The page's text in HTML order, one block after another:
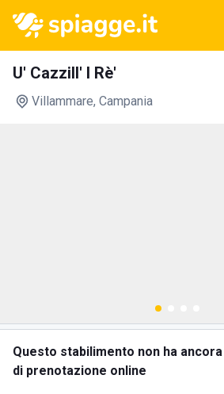
U' Cazzill' I Rè'
Villammare, Campania
Questo stabilimento non ha
di prenotazione online